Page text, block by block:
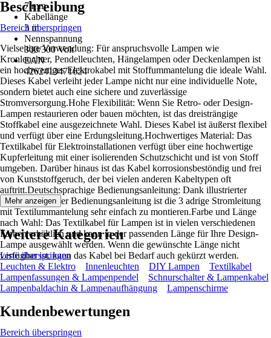
7 mm
Kabellänge
3 m
Nennspannung
300/300 Volt
EAN
4262413471624
Beschreibung
Bereich überspringen
Vielseitige Verwendung: Für anspruchsvolle Lampen wie
Kronleuchter, Pendelleuchten, Hängelampen oder Deckenlampen ist
ein hochwertiges Elektrokabel mit Stoffummantelung die ideale Wahl.
Dieses Kabel verleiht jeder Lampe nicht nur eine individuelle Note,
sondern bietet auch eine sichere und zuverlässige
Stromversorgung.Hohe Flexibilität: Wenn Sie Retro- oder Design-
Lampen restaurieren oder bauen möchten, ist das dreisträngige
Stoffkabel eine ausgezeichnete Wahl. Dieses Kabel ist äußerst flexibel
und verfügt über eine Erdungsleitung.Hochwertiges Material: Das
Textilkabel für Elektroinstallationen verfügt über eine hochwertige
Kupferleitung mit einer isolierenden Schutzschicht und ist von Stoff
umgeben. Darüber hinaus ist das Kabel korrosionsbestöndig und frei
von Kunststoffgeruch, der bei vielen anderen Kabeltypen oft
auftritt.Deutschsprachige Bedienungsanleitung: Dank illustrierter
deutschsprachiger Bedienungsanleitung ist die 3 adrige Stromleitung
mit Textilummantelung sehr einfach zu montieren.Farbe und Länge
nach Wahl: Das Textilkabel für Lampen ist in vielen verschiedenen
Farben erhältlich und kann in der passenden Länge für Ihre Design-
Lampe ausgewählt werden. Wenn die gewünschte Länge nicht
verfügbar ist, kann das Kabel bei Bedarf auch gekürzt werden.
Mehr anzeigen
Weitere Kategorien
Liste überspringen
Leuchten & Elektro
Innenleuchten DIY Lampen
Textilkabel
Lampenfassungen & Lampenpendel
Schnurschalter & Lampenkabel
Lampenbaldachin & Lampenaufhängung
Lampenschirme
Kundenbewertungen
Bereich überspringen